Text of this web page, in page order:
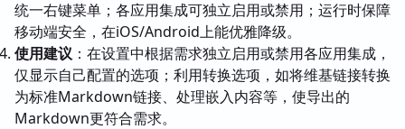
统一右键菜单；各应用集成可独立启用或禁用；运行时保障
移动端安全，在iOS/Android上能优雅降级。
使用建议 ：在设置中根据需求独立启用或禁用各应用集成，
仅显示自己配置的选项；利用转换选项，如将维基链接转换
为标准Markdown链接、处理嵌入内容等，使导出的
Markdown更符合需求。